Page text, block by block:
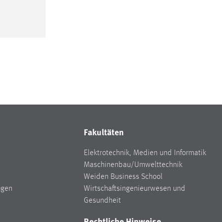
Fakultäten
Elektrotechnik, Medien und Informatik
Maschinenbau/Umwelttechnik
Weiden Business School
Wirtschaftsingenieurwesen und
Gesundheit